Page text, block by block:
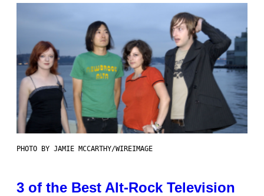
PHOTO BY JAMIE MCCARTHY/WIREIMAGE
3 of the Best Alt-Rock Television